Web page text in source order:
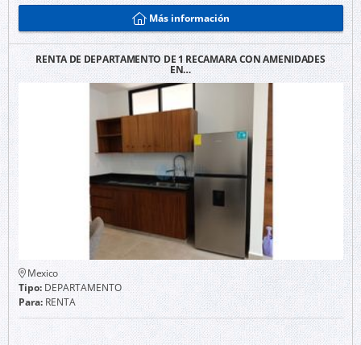
Más información
RENTA DE DEPARTAMENTO DE 1 RECAMARA CON AMENIDADES
EN…
Mexico
Tipo:DEPARTAMENTO
Para:RENTA